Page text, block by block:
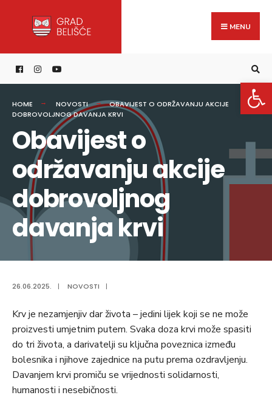
content
MENU
HOME NOVOSTI
OBAVIJEST O ODRŽAVANJU AKCIJE
DOBROVOLJNOG DAVANJA KRVI
Obavijest o
održavanju akcije
dobrovoljnog
davanja krvi
26.06.2025. | NOVOSTI |
Krv je nezamjenjiv dar života – jedini lijek koji se ne može
proizvesti umjetnim putem. Svaka doza krvi može spasiti
do tri života, a darivatelji su ključna poveznica između
bolesnika i njihove zajednice na putu prema ozdravljenju.
Davanjem krvi promiču se vrijednosti solidarnosti,
humanosti i nesebičnosti.
for: